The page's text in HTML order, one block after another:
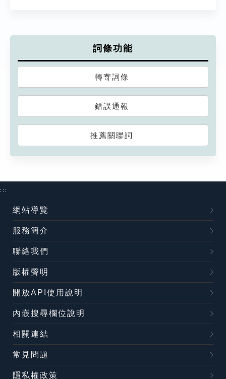
詞條功能
轉寄詞條
錯誤通報
推薦關聯詞
:::
網站導覽
服務簡介
聯絡我們
版權聲明
開放API使用說明
內嵌搜尋欄位說明
相關連結
常見問題
隱私權政策